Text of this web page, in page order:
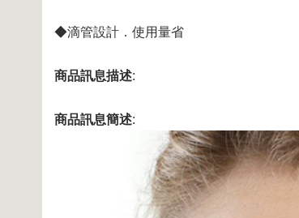
◆滴管設計．使用量省
商品訊息描述:
商品訊息簡述: